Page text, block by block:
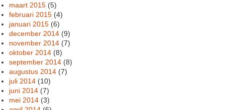
maart 2015 (5)
februari 2015 (4)
januari 2015 (6)
december 2014 (9)
november 2014 (7)
oktober 2014 (8)
september 2014 (8)
augustus 2014 (7)
juli 2014 (10)
juni 2014 (7)
mei 2014 (3)